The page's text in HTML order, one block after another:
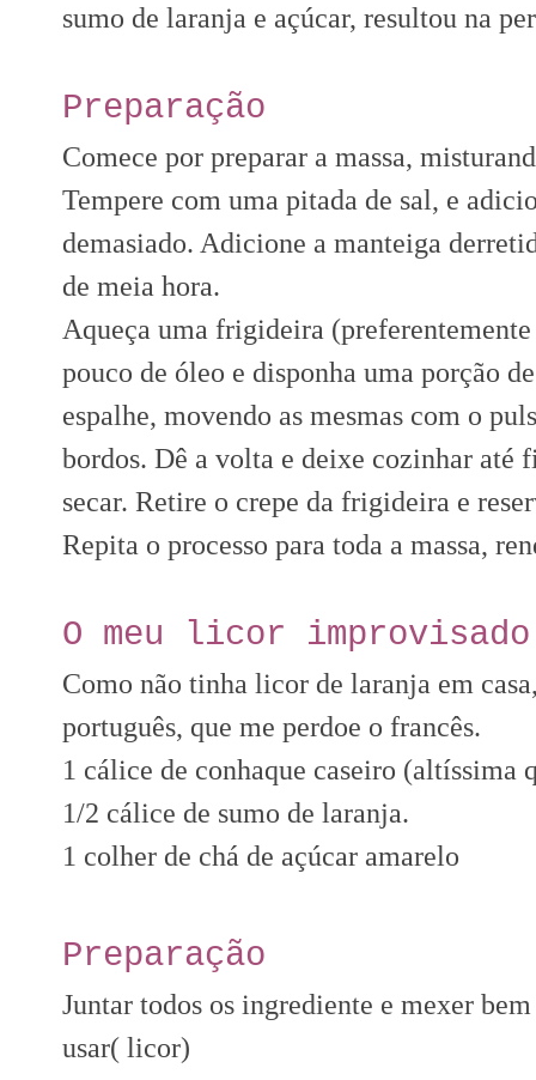
sumo de laranja e açúcar, resultou na
Preparação
Comece por preparar a massa,
Tempere com uma pitada de sal, e
demasiado. Adicione a manteiga
de meia hora.
Aqueça uma frigideira
pouco de óleo e disponha uma porção
espalhe, movendo as mesmas com o
bordos. Dê a volta e deixe cozinhar até
secar. Retire o crepe da frigideira e
Repita o processo para toda a massa,
O meu licor improvisado
Como não tinha licor de laranja em
português, que me perdoe o francês.
1 cálice de conhaque caseiro (altíssima
1/2 cálice de sumo de laranja.
1 colher de chá de açúcar amarelo
Preparação
Juntar todos os ingrediente e mexer
usar( licor)